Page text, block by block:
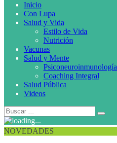
Inicio
Con Lupa
Salud y Vida
Estilo de Vida
Nutrición
Vacunas
Salud y Mente
Psiconeuroinmunología
Coaching Integral
Salud Pública
Videos
NOVEDADES